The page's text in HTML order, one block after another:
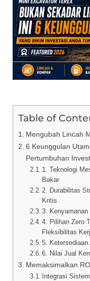
Table of
Mengubah Lincah
6 Keunggulan
Pertumbuhan
1. Teknologi
Bakar
2. Durabilitas
Kritis
3. Kenyamanan
4. Pilihan Zero
Fleksibilitas
5.
6. Nilai Jual
Memaksimalkan
Integrasi